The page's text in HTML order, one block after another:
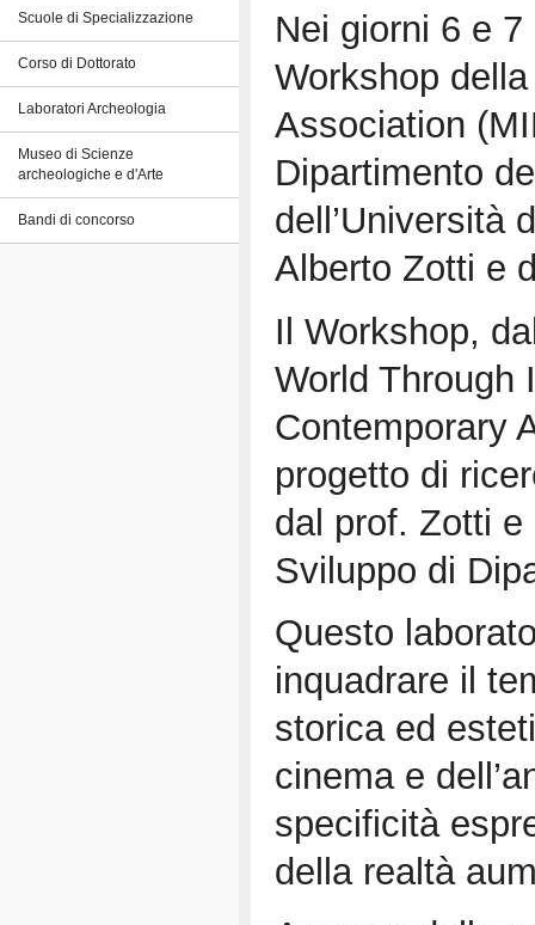
Scuole di Specializzazione
Corso di Dottorato
Laboratori Archeologia
Museo di Scienze
archeologiche e d'Arte
Bandi di concorso
Nei giorni 6 e 7
Workshop
Association
Dipartimento
dell’Università
Alberto Zotti e
Il Workshop,
World Through
Contemporary
progetto di
dal prof. Zotti
Sviluppo di
Questo
inquadrare il
storica ed
cinema e
specificità
della realtà